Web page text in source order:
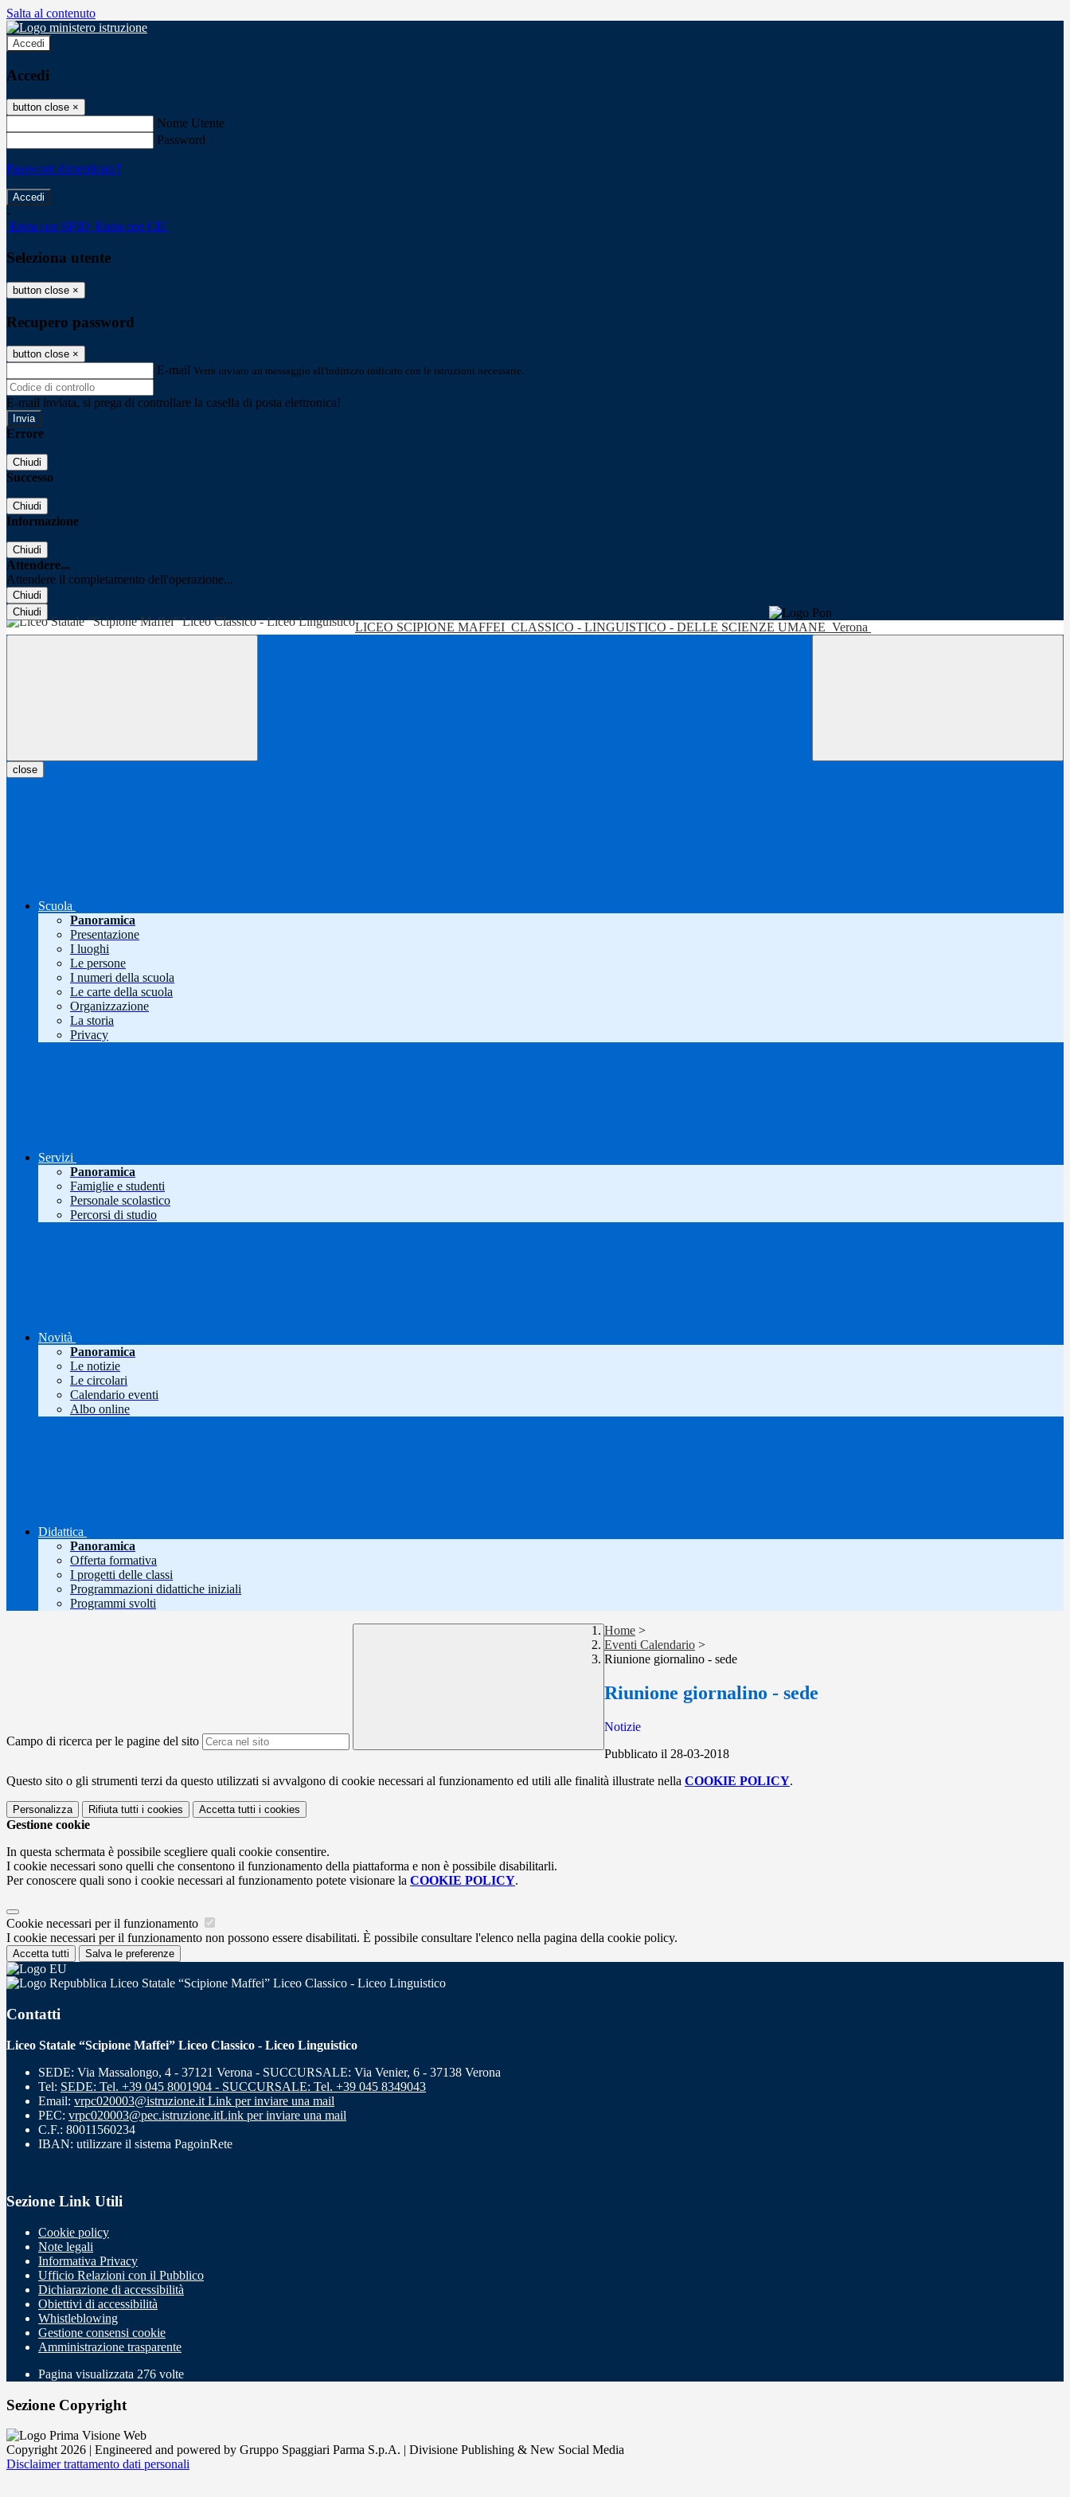
Salta al contenuto
Accedi
Accedi
button close ×
Nome Utente
Password
Password dimenticata?
-
Entra con SPID Entra con CIE
Seleziona utente
button close ×
Recupero password
button close ×
E-mail Verrà inviato un messaggio all'indirizzo indicato con le istruzioni necessarie.
E-mail inviata, si prega di controllare la casella di posta elettronica!
Errore
Chiudi
Successo
Chiudi
Informazione
Chiudi
Attendere...
Attendere il completamento dell'operazione...
Chiudi
Chiudi
LICEO SCIPIONE MAFFEI CLASSICO - LINGUISTICO - DELLE SCIENZE UMANE Verona
close
Scuola
Panoramica
Presentazione
I luoghi
Le persone
I numeri della scuola
Le carte della scuola
Organizzazione
La storia
Privacy
Servizi
Panoramica
Famiglie e studenti
Personale scolastico
Percorsi di studio
Novità
Panoramica
Le notizie
Le circolari
Calendario eventi
Albo online
Didattica
Panoramica
Offerta formativa
I progetti delle classi
Programmazioni didattiche iniziali
Programmi svolti
Campo di ricerca per le pagine del sito
Home >
Eventi Calendario >
Riunione giornalino - sede
Riunione giornalino - sede
Notizie
Pubblicato il 28-03-2018
Questo sito o gli strumenti terzi da questo utilizzati si avvalgono di cookie necessari al funzionamento ed utili alle finalità illustrate nella COOKIE POLICY.
Personalizza Rifiuta tutti i cookies Accetta tutti i cookies
Gestione cookie
In questa schermata è possibile scegliere quali cookie consentire.
I cookie necessari sono quelli che consentono il funzionamento della piattaforma e non è possibile disabilitarli.
Per conoscere quali sono i cookie necessari al funzionamento potete visionare la COOKIE POLICY.
Cookie necessari per il funzionamento
I cookie necessari per il funzionamento non possono essere disabilitati. È possibile consultare l'elenco nella pagina della cookie policy.
Accetta tutti Salva le preferenze
Liceo Statale “Scipione Maffei” Liceo Classico - Liceo Linguistico
Contatti
Liceo Statale “Scipione Maffei” Liceo Classico - Liceo Linguistico
SEDE: Via Massalongo, 4 - 37121 Verona - SUCCURSALE: Via Venier, 6 - 37138 Verona
Tel: SEDE: Tel. +39 045 8001904 - SUCCURSALE: Tel. +39 045 8349043
Email: vrpc020003@istruzione.it Link per inviare una mail
PEC: vrpc020003@pec.istruzione.itLink per inviare una mail
C.F.: 80011560234
IBAN: utilizzare il sistema PagoinRete
Sezione Link Utili
Cookie policy
Note legali
Informativa Privacy
Ufficio Relazioni con il Pubblico
Dichiarazione di accessibilità
Obiettivi di accessibilità
Whistleblowing
Gestione consensi cookie
Amministrazione trasparente
Pagina visualizzata 276 volte
Sezione Copyright
Copyright 2026 | Engineered and powered by Gruppo Spaggiari Parma S.p.A. | Divisione Publishing & New Social Media
Disclaimer trattamento dati personali